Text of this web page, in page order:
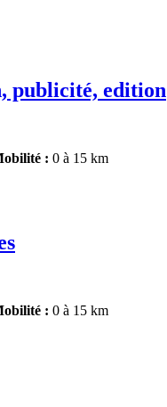
publicité, edition
: 0 à 15 km
: 0 à 15 km